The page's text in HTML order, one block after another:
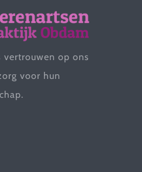
vertrouwen op ons
voor hun